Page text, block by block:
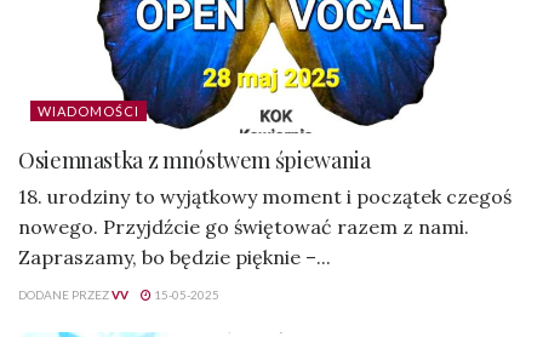
WIADOMOŚCI
Osiemnastka z mnóstwem śpiewania
18. urodziny to wyjątkowy moment i początek czegoś
nowego. Przyjdźcie go świętować razem z nami.
Zapraszamy, bo będzie pięknie –...
DODANE PRZEZVV 15-05-2025